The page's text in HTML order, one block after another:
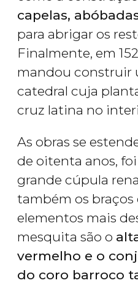
capelas,
para abrigar os
Finalmente, em
mandou construir
catedral cuja
cruz latina no
As obras se
de oitenta anos,
grande cúpula
também os braços
elementos mais
mesquita são o
vermelho e o
do coro barroco